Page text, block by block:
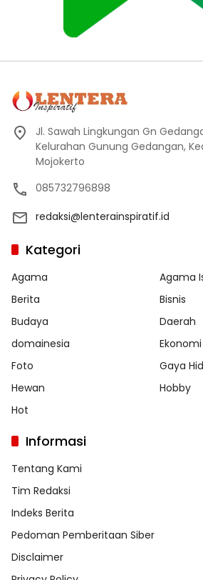
Jl. Sawah Lingkungan Gn
Kelurahan Gunung Gedangan,
Mojokerto
085732796898
redaksi@lenterainspiratif.id
Kategori
Agama
Agama
Berita
Bisnis
Budaya
Daerah
domainesia
Ekonomi
Foto
Gaya
Hewan
Hobby
Hot
Informasi
Tentang Kami
Tim Redaksi
Indeks Berita
Pedoman Pemberitaan Siber
Disclaimer